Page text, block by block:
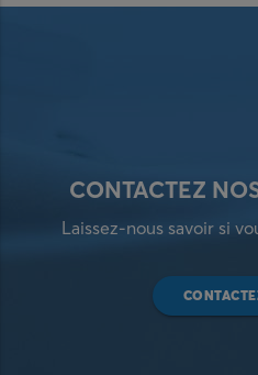
CONTACTEZ
Laissez-nous savoir si